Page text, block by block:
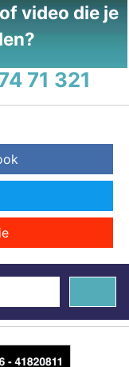
video die je
71 321